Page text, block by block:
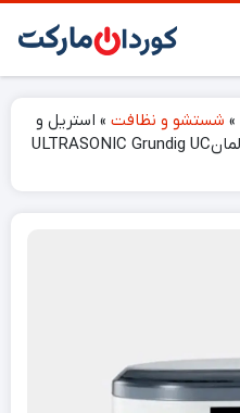
» شستشو و نظافت » استریل و
پاک‌کننده اولتراسونیک گروندیگ آلمانULTRASONIC Grundig UC